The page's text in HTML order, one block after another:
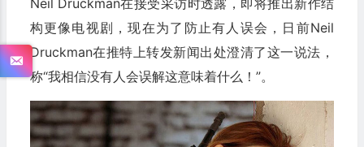
Neil Druckman在接受采访时透露，即将推出新作结
构更像电视剧，现在为了防止有人误会，日前Neil
Druckman在推特上转发新闻出处澄清了这一说法，
称“我相信没有人会误解这意味着什么！”。